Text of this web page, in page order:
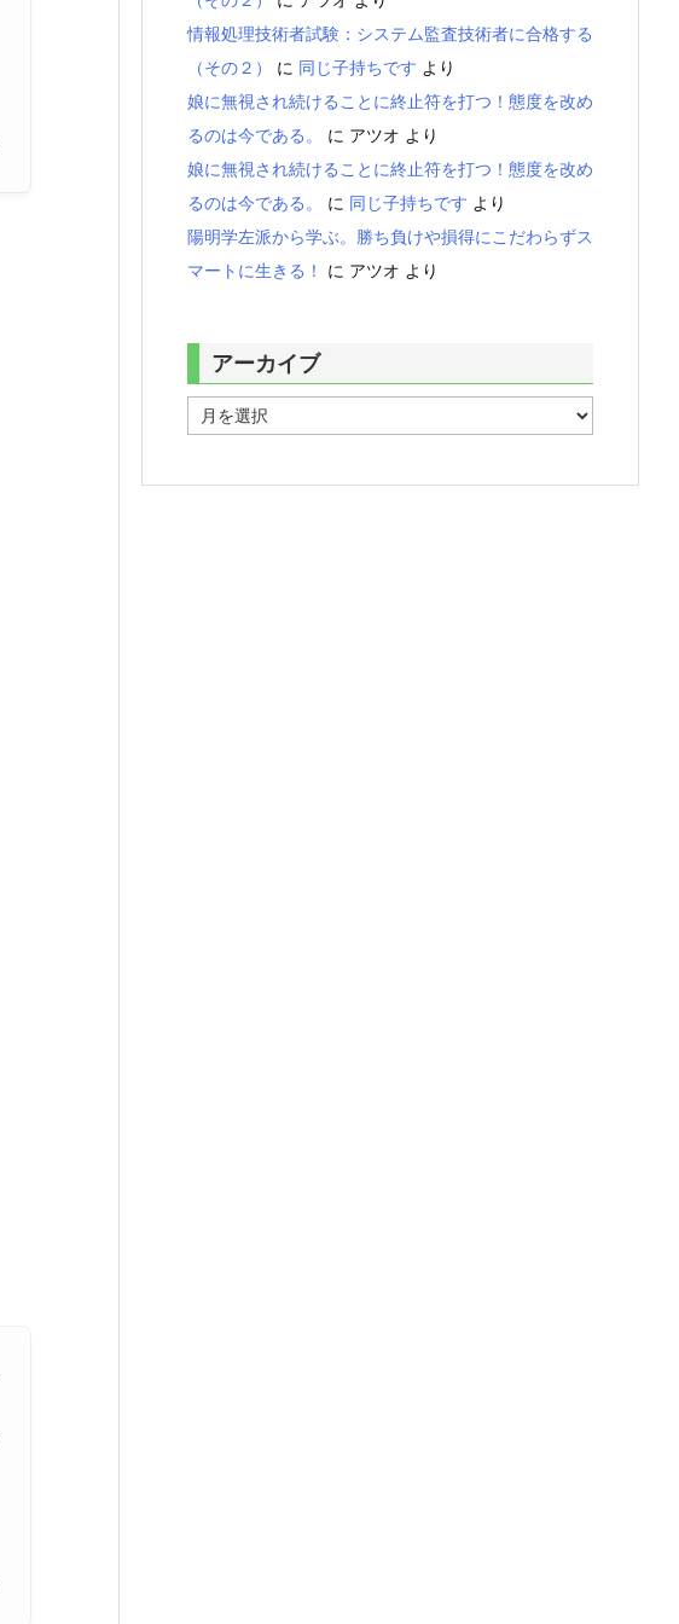
情報処理技術者試験：システム監査技術者に合格する
（その２）
に 同じ子持ちです より
娘に無視され続けることに終止符を打つ！態度を改め
るのは今である。
に アツオ より
娘に無視され続けることに終止符を打つ！態度を改め
るのは今である。
に 同じ子持ちです より
陽明学左派から学ぶ。勝ち負けや損得にこだわらずス
マートに生きる！
に アツオ より
アーカイブ
ー